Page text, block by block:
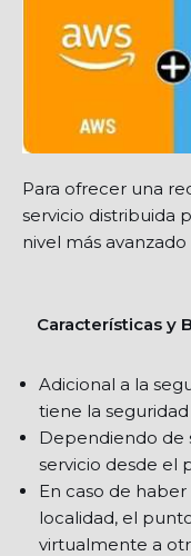
Para ofrecer una
servicio distribuida
nivel más
Características y
Adicional a la
tiene la
Dependiendo de
servicio desde el
En caso de
localidad, el
virtualmente a